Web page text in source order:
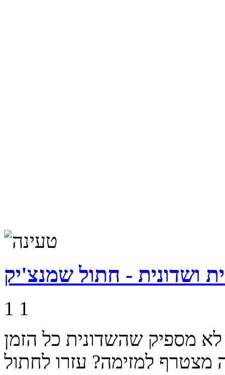
ושדונית - חתול שמנצ'יק
1 1
מספיק שהשדונית כל הזמן
למזימה? עזרו לחתול